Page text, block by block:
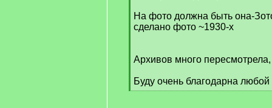
На фото должна быть она-
сделано фото ~1930-х
Архивов много
Буду очень благодарна
[